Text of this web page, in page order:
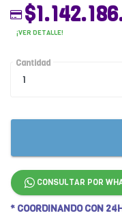
¡VER DETALLE!
Cantidad
CONSULTAR POR
* COORDINANDO CON